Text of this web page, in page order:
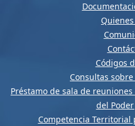
Códigos
Consultas
Préstamo de sala de
del
Competencia